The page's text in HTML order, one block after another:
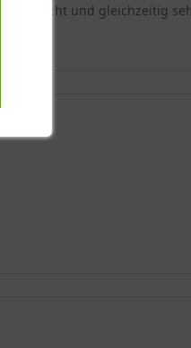
leicht und gleichzeitig